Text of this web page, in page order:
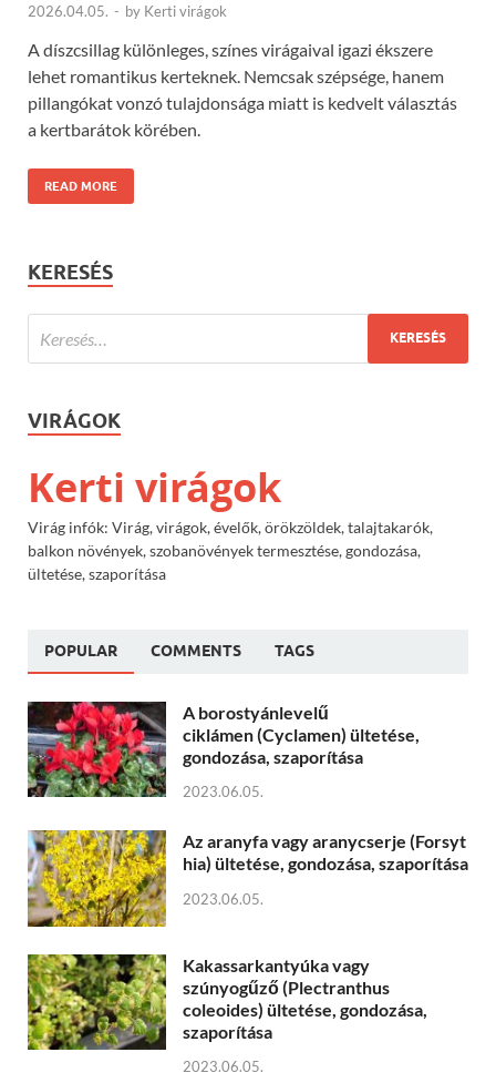
2026.04.05. - by Kerti virágok
A díszcsillag különleges, színes virágaival igazi ékszere
lehet romantikus kerteknek. Nemcsak szépsége, hanem
pillangókat vonzó tulajdonsága miatt is kedvelt választás
a kertbarátok körében.
READ MORE
KERESÉS
VIRÁGOK
Kerti virágok
Virág infók: Virág, virágok, évelők, örökzöldek, talajtakarók,
balkon növények, szobanövények termesztése, gondozása,
ültetése, szaporítása
POPULAR COMMENTS TAGS
A borostyánlevelű
ciklámen (Cyclamen) ültetése,
gondozása, szaporítása
2023.06.05.
Az aranyfa vagy aranycserje (Forsyt
hia) ültetése, gondozása, szaporítása
2023.06.05.
Kakassarkantyúka vagy
szúnyogűző (Plectranthus
coleoides) ültetése, gondozása,
szaporítása
2023.06.05.